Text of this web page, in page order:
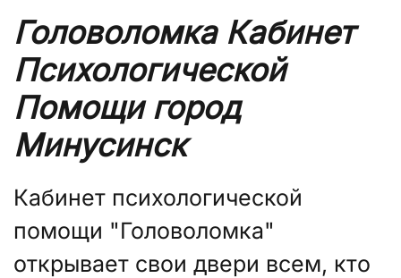
Головоломка Кабинет
Психологической
Помощи город
Минусинск
Кабинет психологической
помощи "Головоломка"
открывает свои двери всем, кто